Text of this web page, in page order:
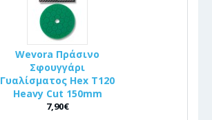
Wevora Πράσινο
Σφουγγάρι
Γυαλίσματος Hex T120
Heavy Cut 150mm
7,90€